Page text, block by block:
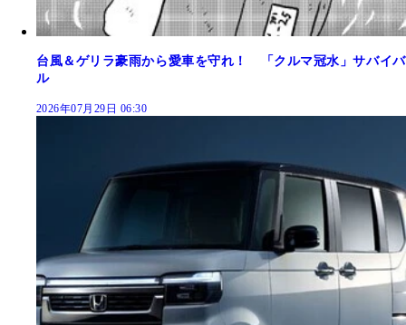
台風＆ゲリラ豪雨から愛車を守れ！ 「クルマ冠水」サバイバ
ル
2026年07月29日 06:30